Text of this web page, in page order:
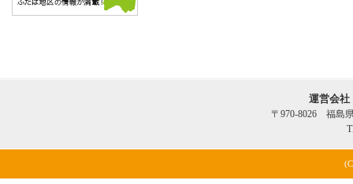
運営会
〒970-8026 福島